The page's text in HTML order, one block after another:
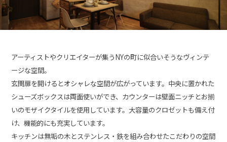
アーティストやクリエイターが集うNYの町に似合いそうなヴィンテ
ージな空間。
玄関扉を開けるとオシャレな空間が広がっています。中央に置かれた
シューズボックスは両面使いができ、カウンターは壁面ニッチとお揃
いのモザイクタイルを使用しています。大容量のクロゼットも備え付
け、機能的にも充実しています。
キッチンは無垢の木とステンレス・鉄を組み合わせたこだわりの空間